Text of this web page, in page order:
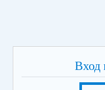
Вход